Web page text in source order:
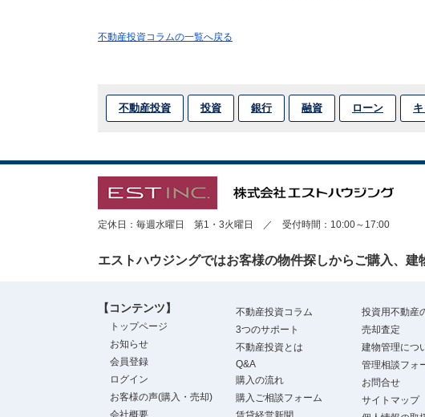
不動産投資コラムの一覧へ戻る
不動産投資 投資 銀行 融資 ローン
定休日：毎週水曜日 第1・3火曜日 ／ 受付時間：10:00～17:00
エストハウジングではお客様の物件探しからご購入、建
【コンテンツ】
トップページ
お知らせ
会員登録
ログイン
お客様の声(購入・売却)
会社概要
不動産投資コラム
3つのサポート
不動産投資とは
Q&A
購入の流れ
購入ご相談フォーム
投資用不動産
売却査定
建物管理につ
管理相談フォ
お問合せ
サイトマップ